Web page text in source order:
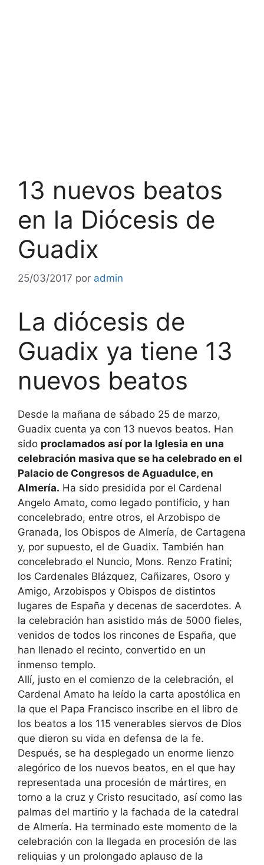
13 nuevos beatos
en la Diócesis de
Guadix
25/03/2017 por admin
La diócesis de
Guadix ya tiene 13
nuevos beatos
Desde la mañana de sábado 25 de marzo,
Guadix cuenta ya con 13 nuevos beatos. Han
sido proclamados así por la Iglesia en una
celebración masiva que se ha celebrado en el
Palacio de Congresos de Aguadulce, en
Almería. Ha sido presidida por el Cardenal
Angelo Amato, como legado pontificio, y han
concelebrado, entre otros, el Arzobispo de
Granada, los Obispos de Almería, de Cartagena
y, por supuesto, el de Guadix. También han
concelebrado el Nuncio, Mons. Renzo Fratini;
los Cardenales Blázquez, Cañizares, Osoro y
Amigo, Arzobispos y Obispos de distintos
lugares de España y decenas de sacerdotes. A
la celebración han asistido más de 5000 fieles,
venidos de todos los rincones de España, que
han llenado el recinto, convertido en un
inmenso templo.
Allí, justo en el comienzo de la celebración, el
Cardenal Amato ha leído la carta apostólica en
la que el Papa Francisco inscribe en el libro de
los beatos a los 115 venerables siervos de Dios
que dieron su vida en defensa de la fe.
Después, se ha desplegado un enorme lienzo
alegórico de los nuevos beatos, en el que hay
representada una procesión de mártires, en
torno a la cruz y Cristo resucitado, así como las
palmas del martirio y la fachada de la catedral
de Almería. Ha terminado este momento de la
celebración con la llegada en procesión de las
reliquias y un prolongado aplauso de la